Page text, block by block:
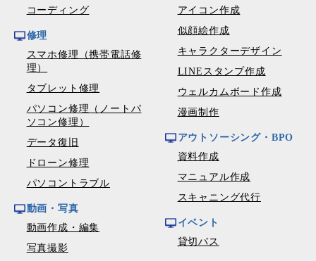
コーディング
修理
スマホ修理（携帯電話修
理）
タブレット修理
パソコン修理（ノートパ
ソコン修理）
データ復旧
ドローン修理
パソコントラブル
動画・写真
動画作成・編集
写真撮影
アイコン作成
似顔絵作成
キャラクターデザイン
LINEスタンプ作成
ウェルカムボード作成
漫画制作
アウトソーシング・BPO
資料作成
マニュアル作成
スキャニング代行
イベント
貸切バス